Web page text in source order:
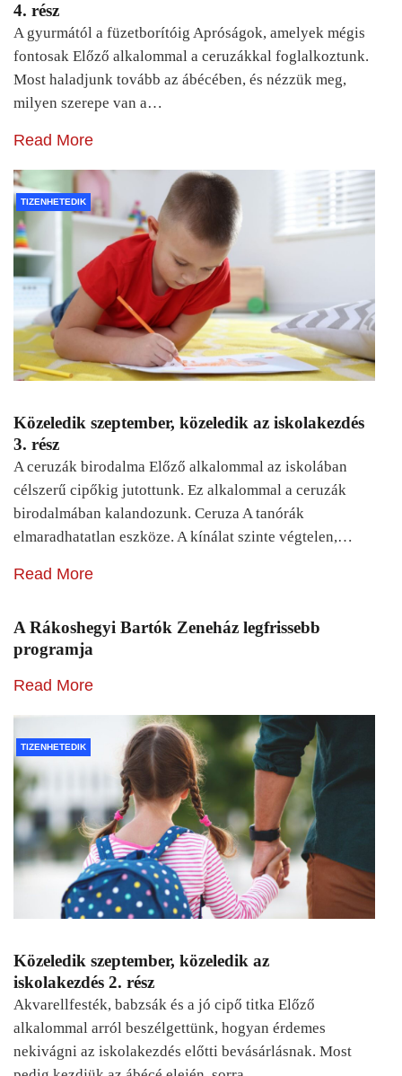
4. rész
A gyurmától a füzetborítóig Apróságok, amelyek mégis
fontosak Előző alkalommal a ceruzákkal foglalkoztunk.
Most haladjunk tovább az ábécében, és nézzük meg,
milyen szerepe van a…
Read More
TIZENHETEDIK
Közeledik szeptember, közeledik az iskolakezdés
3. rész
A ceruzák birodalma Előző alkalommal az iskolában
célszerű cipőkig jutottunk. Ez alkalommal a ceruzák
birodalmában kalandozunk. Ceruza A tanórák
elmaradhatatlan eszköze. A kínálat szinte végtelen,…
Read More
A Rákoshegyi Bartók Zeneház legfrissebb
programja
Read More
TIZENHETEDIK
Közeledik szeptember, közeledik az
iskolakezdés 2. rész
Akvarellfesték, babzsák és a jó cipő titka Előző
alkalommal arról beszélgettünk, hogyan érdemes
nekivágni az iskolakezdés előtti bevásárlásnak. Most